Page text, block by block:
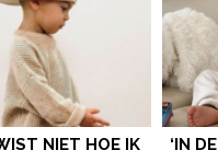
NIET HOE IK
‘IN